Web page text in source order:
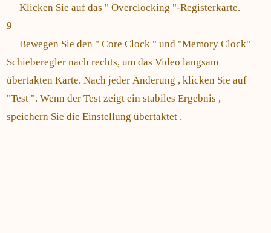
Klicken Sie auf das " Overclocking "-Registerkarte.
9
Bewegen Sie den " Core Clock " und "Memory Clock"
Schieberegler nach rechts, um das Video langsam
übertakten Karte. Nach jeder Änderung , klicken Sie auf
"Test ". Wenn der Test zeigt ein stabiles Ergebnis ,
speichern Sie die Einstellung übertaktet .